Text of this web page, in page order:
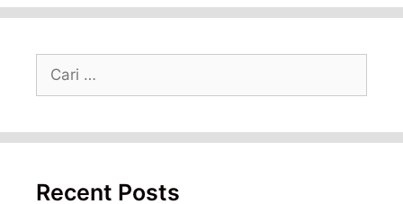
Cari
Recent Posts